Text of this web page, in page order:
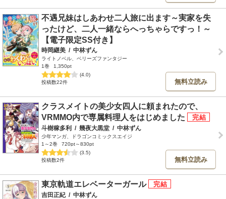
不遇兄妹はしあわせ二人旅に出ます～実家を失
ったけど、二人一緒ならへっちゃらですっ！～
【電子限定SS付き】
時岡継美 / 中林ずん
ライトノベル、ベリーズファンタジー
1巻
1,350pt
(4.0)
投稿数22件
無料立読み
クラスメイトの美少女四人に頼まれたので、
VRMMO内で専属料理人をはじめました
斗樹稼多利 / 幾夜大黒堂 / 中林ずん
少年マンガ、ドラゴンコミックスエイジ
1～2巻
720pt～830pt
(3.5)
投稿数2件
無料立読み
東京軌道エレベーターガール
吉田正紀 / 中林ずん